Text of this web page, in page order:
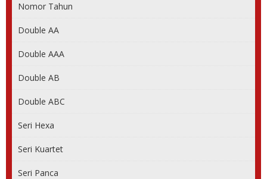
Nomor Tahun
Double AA
Double AAA
Double AB
Double ABC
Seri Hexa
Seri Kuartet
Seri Panca